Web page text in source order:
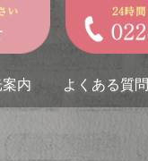
内 よくある質問